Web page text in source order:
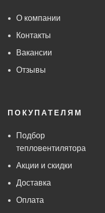
О компании
Контакты
Вакансии
Отзывы
ПОКУПАТЕЛЯМ
Подбор
тепловентилятора
Акции и скидки
Доставка
Оплата